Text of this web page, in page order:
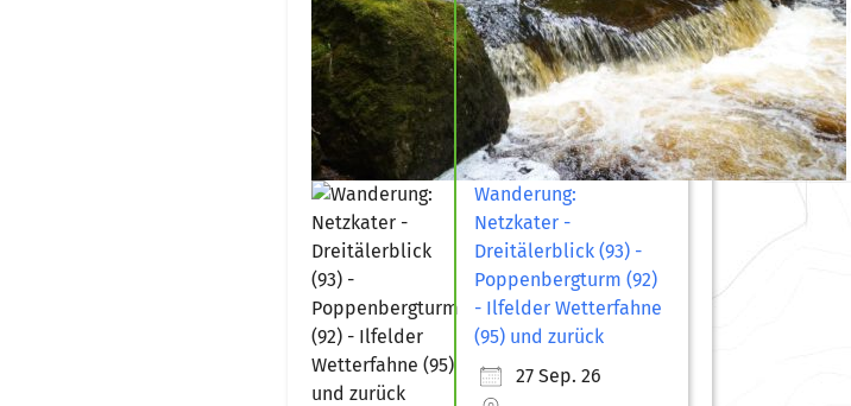
Wanderung:
Netzkater -
Dreitälerblick (93) -
Poppenbergturm (92)
- Ilfelder Wetterfahne
(95) und zurück
27 Sep. 26